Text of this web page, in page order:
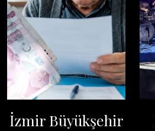
İzmir Büyükşehir